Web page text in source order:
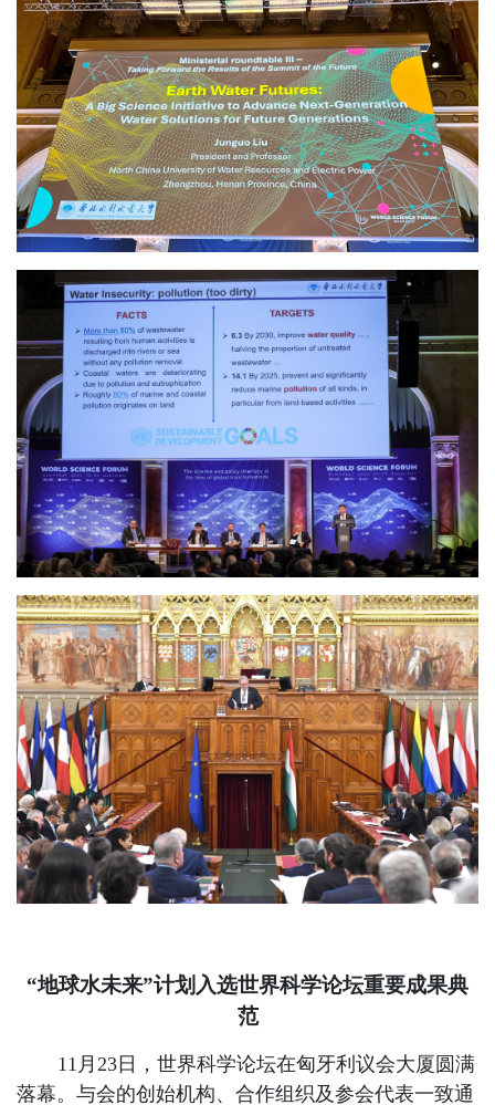
“地球水未来”计划入选世界科学论坛重要成果典
范
11月23日，世界科学论坛在匈牙利议会大厦圆满
落幕。与会的创始机构、合作组织及参会代表一致通